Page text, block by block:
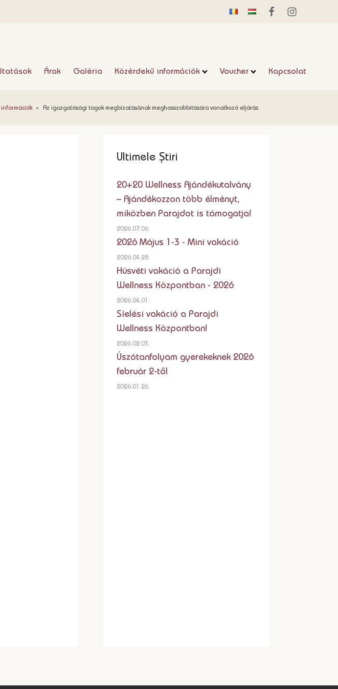
Árak Galéria Közérdekű információk Voucher Kapcsolat
» Az igazgatósági tagok megbízatásának meghosszabbítására vonatkozó eljárás
Ultimele Știri
20+20 Wellness Ajándékutalvány
– Ajándékozzon több élményt,
miközben Parajdot is támogatja!
2026.07.06.
2026 Május 1-3 - Mini vakáció
2026.04.28.
Húsvéti vakáció a Parajdi
Wellness Központban - 2026
2026.04.01.
Síelési vakáció a Parajdi
Wellness Központban!
2026.02.03.
Úszótanfolyam gyerekeknek 2026
február 2-től
2026.01.26.